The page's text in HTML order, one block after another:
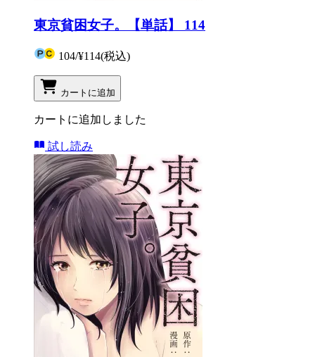
東京貧困女子。【単話】 114
104/¥114(税込)
カートに追加
カートに追加しました
試し読み